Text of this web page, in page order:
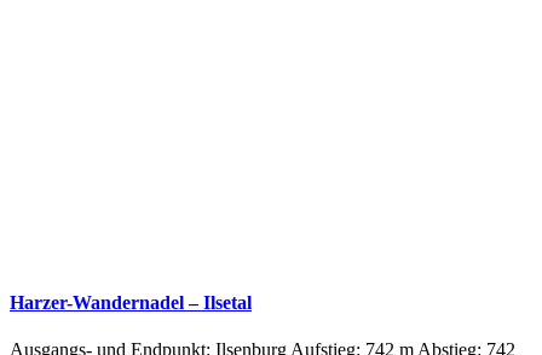
Harzer-Wandernadel – Ilsetal
Ausgangs- und Endpunkt: Ilsenburg Aufstieg: 742 m Abstieg: 742